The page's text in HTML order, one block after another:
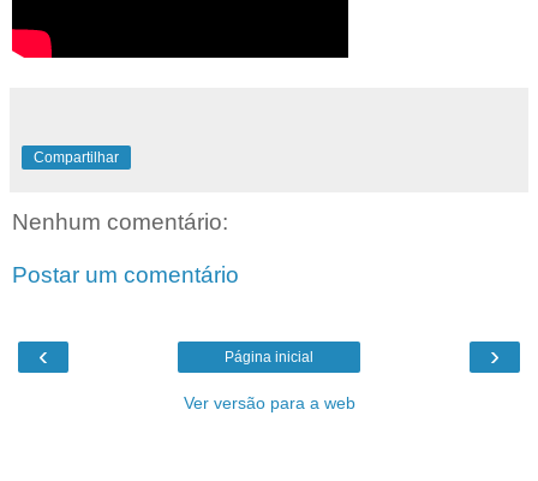
Compartilhar
Nenhum comentário:
Postar um comentário
‹ ›
Página inicial
Ver versão para a web